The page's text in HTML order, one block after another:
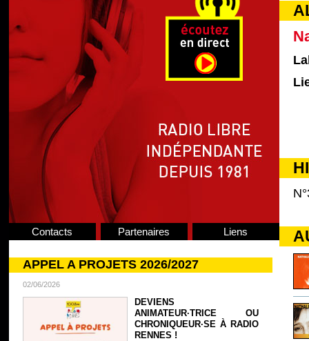
Contacts Partenaires Liens
APPEL A PROJETS 2026/2027
02/06/2026
DEVIENS
ANIMATEUR·TRICE OU
CHRONIQUEUR·SE À RADIO
RENNES !